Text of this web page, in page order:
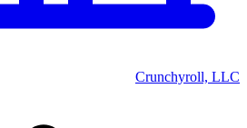
Crunchyroll, LLC